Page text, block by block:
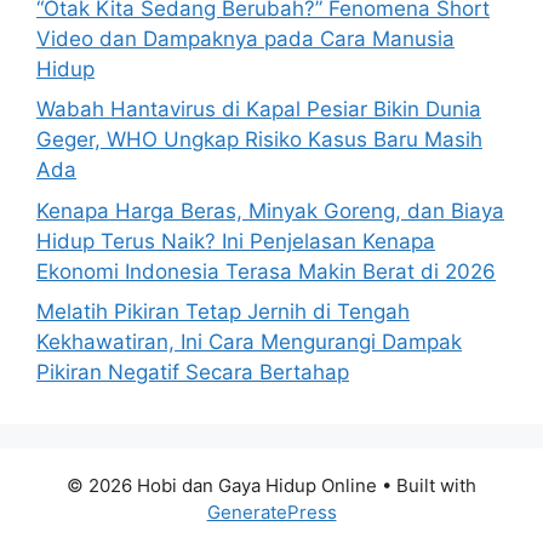
“Otak Kita Sedang Berubah?” Fenomena Short
Video dan Dampaknya pada Cara Manusia
Hidup
Wabah Hantavirus di Kapal Pesiar Bikin Dunia
Geger, WHO Ungkap Risiko Kasus Baru Masih
Ada
Kenapa Harga Beras, Minyak Goreng, dan Biaya
Hidup Terus Naik? Ini Penjelasan Kenapa
Ekonomi Indonesia Terasa Makin Berat di 2026
Melatih Pikiran Tetap Jernih di Tengah
Kekhawatiran, Ini Cara Mengurangi Dampak
Pikiran Negatif Secara Bertahap
© 2026 Hobi dan Gaya Hidup Online • Built with
GeneratePress